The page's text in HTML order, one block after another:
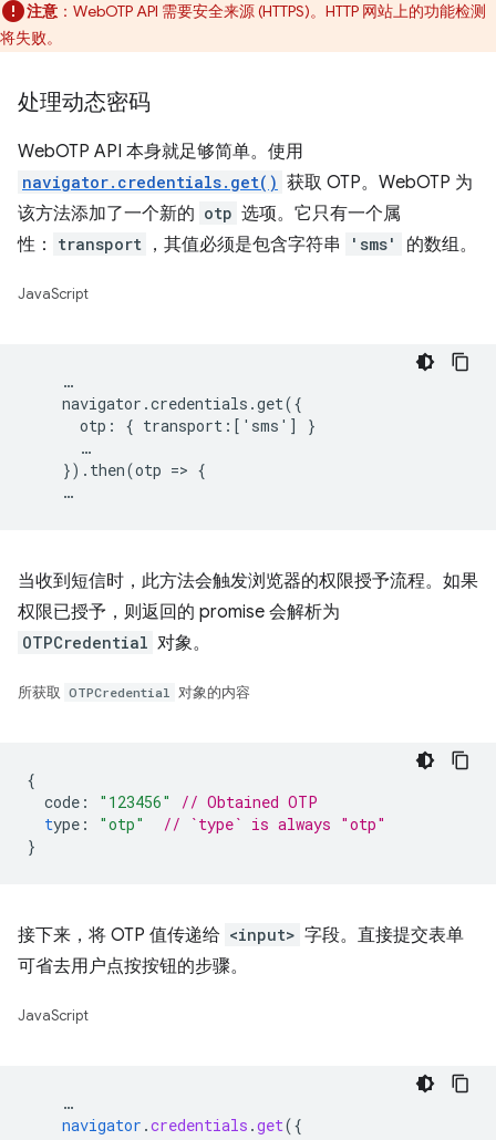
注意 ：WebOTP API 需要安全来源 (HTTPS)。HTTP 网站上的功能检测
将失败。
处理动态密码
WebOTP API 本身就足够简单。使用
navigator.credentials.get() 获取 OTP。WebOTP 为
该方法添加了一个新的 otp 选项。它只有一个属
性：
transport ，其值必须是包含字符串 'sms' 的数组。
JavaScript
    …
    navigator.credentials.get({
      otp: { transport:['sms'] }
      …
    }).then(otp => {
当收到短信时，此方法会触发浏览器的权限授予流程。如果
权限已授予，则返回的 promise 会解析为
OTPCredential 对象。
所获取 OTPCredential 对象的内容
{
code : "123456"
// Obtained OTP
type : "otp"
// `type` is always "otp"
}
接下来，将 OTP 值传递给 <input> 字段。直接提交表单
可省去用户点按按钮的步骤。
JavaScript
…
navigator .credentials .get({